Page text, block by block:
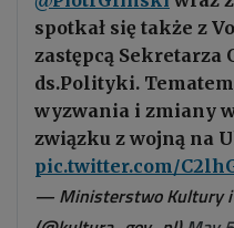
spotkał się także z
zastępcą Sekretarza
ds.Polityki.
wyzwania i zmiany
związku z wojną na
pic.twitter.com/
— Ministerstwo Kultury i